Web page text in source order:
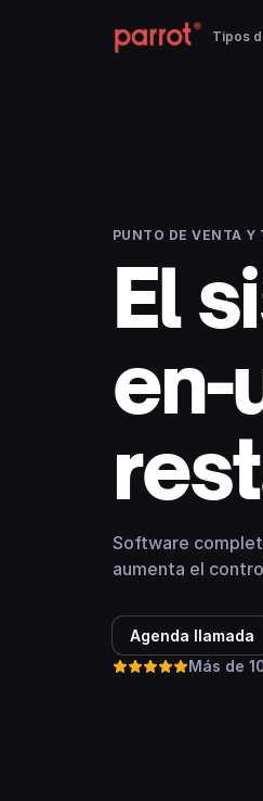
Tipos
PUNTO DE VENTA Y
El
en-
Software
aumenta el
Agenda llamada
Más de